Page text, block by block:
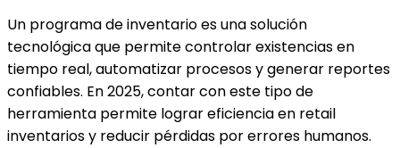
Un programa de inventario es una solución
tecnológica que permite controlar existencias en
tiempo real, automatizar procesos y generar reportes
confiables. En 2025, contar con este tipo de
herramienta permite lograr eficiencia en retail
inventarios y reducir pérdidas por errores humanos.